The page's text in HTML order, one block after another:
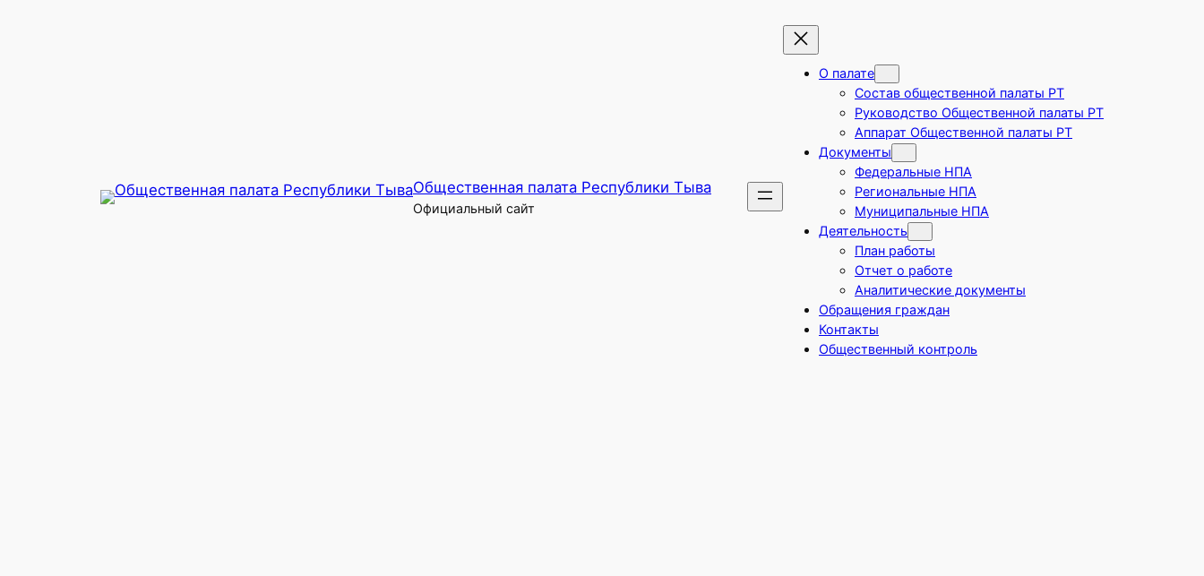
Общественная палата Республики Тыва
Официальный сайт
О палате
Состав общественной палаты РТ
Руководство Общественной палаты РТ
Аппарат Общественной палаты РТ
Документы
Федеральные НПА
Региональные НПА
Муниципальные НПА
Деятельность
План работы
Отчет о работе
Аналитические документы
Обращения граждан
Контакты
Общественный контроль